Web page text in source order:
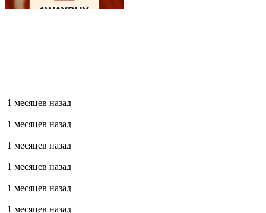
1 месяцев назад
1 месяцев назад
1 месяцев назад
1 месяцев назад
1 месяцев назад
1 месяцев назад